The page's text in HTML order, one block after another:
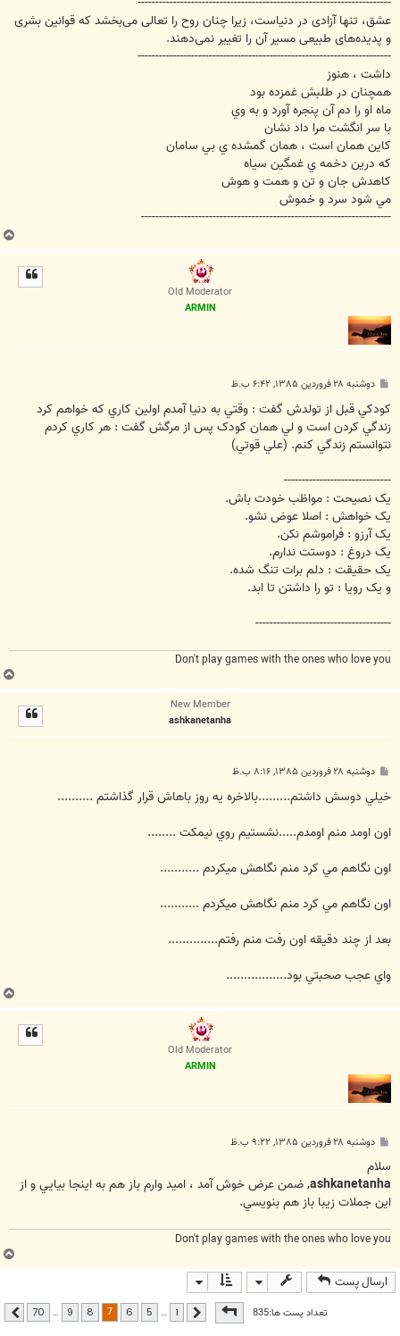
عشق، ‌تنها آزادی در دنیاست، ‌زیرا چنان روح را تعالی می‌بخشد که قوانین بشری
و پدیده‌های طبیعی مسیر آن را تغییر نمی‌دهند.
-----------------------------------------------------------------------
داشت ، هنوز
همچنان در طلبش غمزده بود
ماه او را دم آن پنجره آورد و به وي
با سر انگشت مرا داد نشان
كاين همان است ، همان گمشده ي بي سامان
كه درين دخمه ي غمگين سياه
كاهدش جان و تن و همت و هوش
مي شود سرد و خموش
----------------------------------------------------------------------
ب
ا
Old Moderator
ARMIN
پ
ت
دوشنبه ۲۸ فروردین ۱۳۸۵, ۶:۴۲ ب.ظ
کودکي قبل از تولدش گفت : وقتي به دنيا آمدم اولين کاري که خواهم کرد
زندگي کردن است و لي همان کودک پس از مرگش گفت : هر کاري کردم
نتوانستم زندگي کنم. (علي قوتي)
------------------------------
يک نصيحت : مواظب خودت باش.
يک خواهش : اصلا عوض نشو.
يک آرزو : فراموشم نکن.
يک دروغ : دوستت ندارم.
يک حقيقت : دلم برات تنگ شده.
و يک رويا : تو را داشتن تا ابد.
--------------------------------------
Don't play games with the ones who love you
ب
ا
New Member
ashkanetanha
پ
ت
دوشنبه ۲۸ فروردین ۱۳۸۵, ۸:۱۶ ب.ظ
خيلي دوسش داشتم.........بالاخره يه روز باهاش قرار گذاشتم ..........
اون اومد منم اومدم.....نشستيم روي نيمکت ........
اون نگاهم مي کرد منم نگاهش ميکردم ...........
اون نگاهم مي کرد منم نگاهش ميکردم ...........
بعد از چند دقيقه اون رفت منم رفتم..............
واي عجب صحبتي بود.................
ب
ا
Old Moderator
ARMIN
پ
ت
دوشنبه ۲۸ فروردین ۱۳۸۵, ۹:۲۲ ب.ظ
سلام
ashkanetanha, ضمن عرض خوش آمد ، اميد وارم باز هم به اينجا بيايي و از
اين جملات زيبا باز هم بنويسي.
Don't play games with the ones who love you
ب
ا
ارسال پست
تعداد پست ها:835صفحه7 از70 قبلی …
5
6
7
8
9
…
70 بعدی